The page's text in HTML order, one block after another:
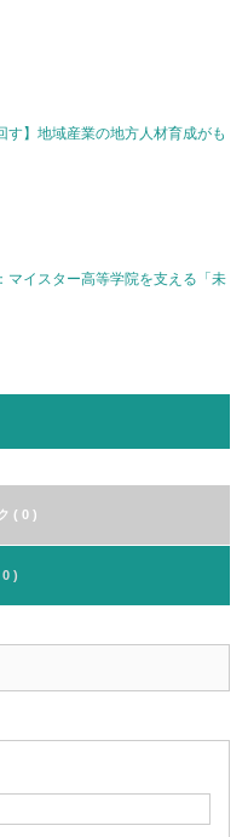
す】地域産業の地方人材育成がも
マイスター高等学院を支える「未
( 0 )
)